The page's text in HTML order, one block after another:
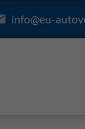
info@eu-